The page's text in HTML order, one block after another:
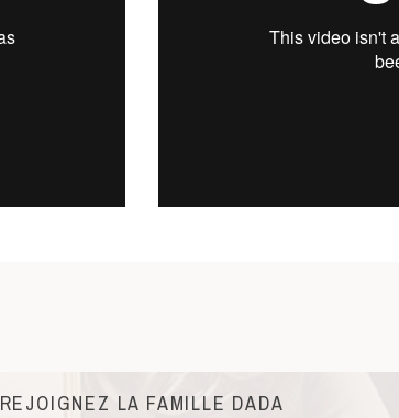
REJOIGNEZ LA FAMILLE DADA